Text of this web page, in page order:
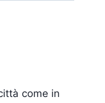
come in